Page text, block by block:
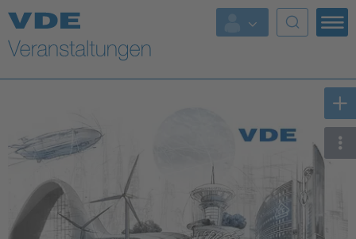
Top Themen
Fokusthemen
Energy
AI & Digital Trust
Health